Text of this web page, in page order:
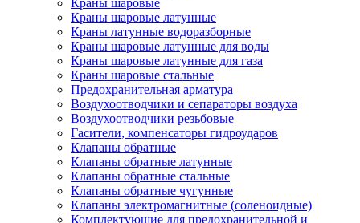
Краны шаровые
Краны шаровые латунные
Краны латунные водоразборные
Краны шаровые латунные для воды
Краны шаровые латунные для газа
Краны шаровые стальные
Предохранительная арматура
Воздухоотводчики и сепараторы воздуха
Воздухоотводчики резьбовые
Гасители, компенсаторы гидроударов
Клапаны обратные
Клапаны обратные латунные
Клапаны обратные стальные
Клапаны обратные чугунные
Клапаны электромагнитные (соленоидные)
Комплектующие для предохранительной и